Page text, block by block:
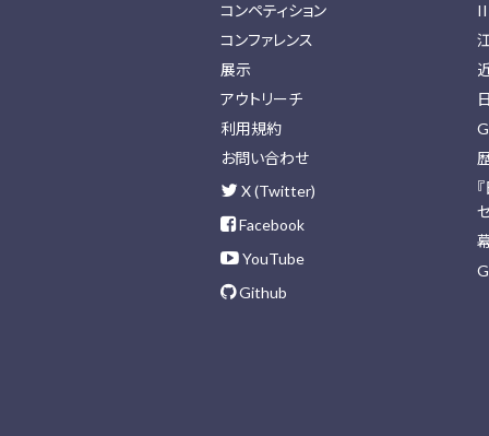
コンペティション
コンファレンス
展示
アウトリーチ
利用規約
お問い合わせ
X (Twitter)
Facebook
YouTube
Github